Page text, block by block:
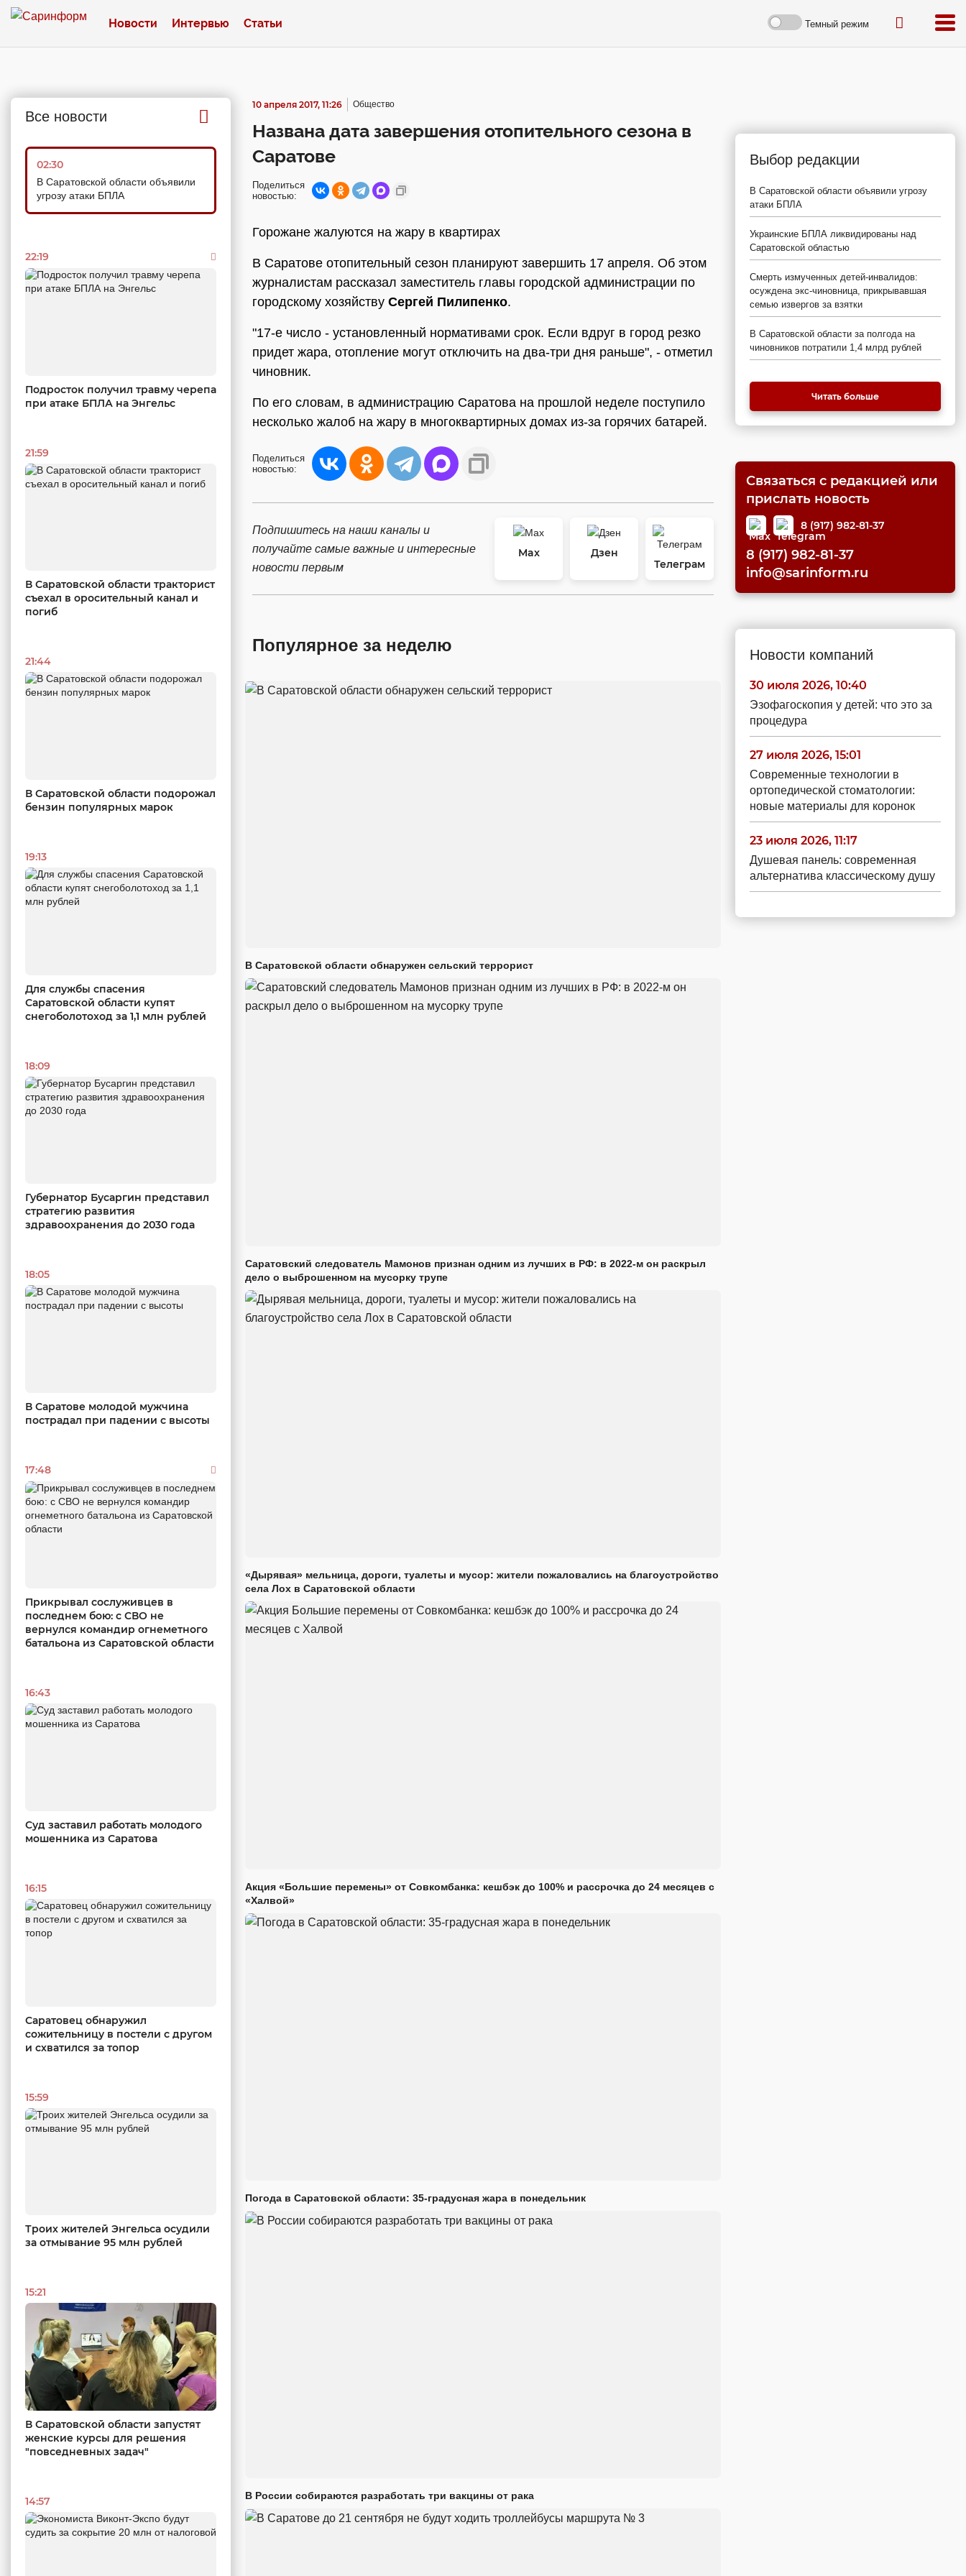
Новости Интервью Статьи Темный режим
Все новости
02:30
В Саратовской области объявили
угрозу атаки БПЛА
22:19
Подросток получил травму черепа
при атаке БПЛА на Энгельс
21:59
В Саратовской области тракторист
съехал в оросительный канал и
погиб
21:44
В Саратовской области подорожал
бензин популярных марок
19:13
Для службы спасения
Саратовской области купят
снегоболотоход за 1,1 млн рублей
18:09
Губернатор Бусаргин представил
стратегию развития
здравоохранения до 2030 года
18:05
В Саратове молодой мужчина
пострадал при падении с высоты
17:48
Прикрывал сослуживцев в
последнем бою: с СВО не
вернулся командир огнеметного
батальона из Саратовской области
16:43
Суд заставил работать молодого
мошенника из Саратова
16:15
Саратовец обнаружил
сожительницу в постели с другом
и схватился за топор
15:59
Троих жителей Энгельса осудили
за отмывание 95 млн рублей
15:21
В Саратовской области запустят
женские курсы для решения
"повседневных задач"
14:57
10 апреля 2017, 11:26 Общество
Названа дата завершения отопительного сезона в
Саратове
Поделиться
новостью:
Горожане жалуются на жару в квартирах
В Саратове отопительный сезон планируют завершить 17 апреля. Об этом
журналистам рассказал заместитель главы городской администрации по
городскому хозяйству Сергей Пилипенко.
"17-е число - установленный нормативами срок. Если вдруг в город резко
придет жара, отопление могут отключить на два-три дня раньше", - отметил
чиновник.
По его словам, в администрацию Саратова на прошлой неделе поступило
несколько жалоб на жару в многоквартирных домах из-за горячих батарей.
Поделиться
новостью:
Подпишитесь на наши каналы и
получайте самые важные и интересные
новости первым
Max
Дзен
Телеграм
Популярное за неделю
В Саратовской области обнаружен сельский террорист
Саратовский следователь Мамонов признан одним из лучших в РФ: в 2022-м он раскрыл
дело о выброшенном на мусорку трупе
«Дырявая» мельница, дороги, туалеты и мусор: жители пожаловались на благоустройство
села Лох в Саратовской области
Акция «Большие перемены» от Совкомбанка: кешбэк до 100% и рассрочка до 24 месяцев с
«Халвой»
Погода в Саратовской области: 35-градусная жара в понедельник
В России собираются разработать три вакцины от рака
Выбор редакции
В Саратовской области объявили угрозу
атаки БПЛА
Украинские БПЛА ликвидированы над
Саратовской областью
Смерть измученных детей-инвалидов:
осуждена экс-чиновница, прикрывавшая
семью извергов за взятки
В Саратовской области за полгода на
чиновников потратили 1,4 млрд рублей
Читать больше
Связаться с редакцией или
прислать новость
8 (917) 982-81-37
8 (917) 982-81-37
info@sarinform.ru
Новости компаний
30 июля 2026, 10:40
Эзофагоскопия у детей: что это за
процедура
27 июля 2026, 15:01
Современные технологии в
ортопедической стоматологии:
новые материалы для коронок
23 июля 2026, 11:17
Душевая панель: современная
альтернатива классическому душу